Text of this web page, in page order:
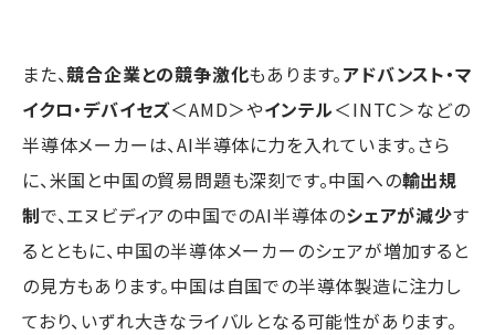
また、競合企業との競争激化もあります。アドバンスト・マ
イクロ・デバイセズ＜AMD＞やインテル＜INTC＞などの
半導体メーカーは、AI半導体に力を入れています。さら
に、米国と中国の貿易問題も深刻です。中国への輸出規
制で、エヌビディアの中国でのAI半導体のシェアが減少す
るとともに、中国の半導体メーカーのシェアが増加すると
の見方もあります。中国は自国での半導体製造に注力し
ており、いずれ大きなライバルとなる可能性があります。